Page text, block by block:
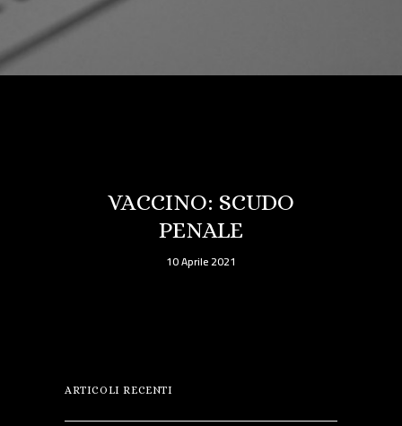
VACCINO: SCUDO
PENALE
10 Aprile 2021
ARTICOLI RECENTI